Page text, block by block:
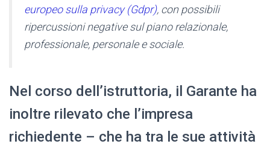
europeo sulla privacy (Gdpr), con possibili
ripercussioni negative sul piano relazionale,
professionale, personale e sociale.
Nel corso dell’istruttoria, il Garante ha
inoltre rilevato che l’impresa
richiedente – che ha tra le sue attività